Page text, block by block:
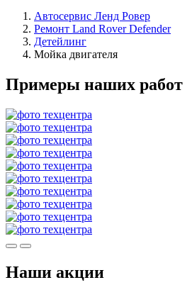
Автосервис Ленд Ровер
Ремонт Land Rover Defender
Детейлинг
Мойка двигателя
Примеры наших работ
Наши акции